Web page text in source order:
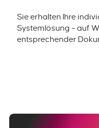
Sie erhalten Ihre
Systemlösung – auf
entsprechender